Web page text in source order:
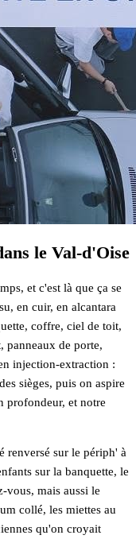
le Val-d'Oise
et c'est là que ça se
en cuir, en alcantara
coffre, ciel de toit,
panneaux de porte,
injection-extraction :
sièges, puis on aspire
profondeur, et notre
renversé sur le périph' à
sur la banquette, le
vous, mais aussi le
collé, les miettes au
qu'on croyait